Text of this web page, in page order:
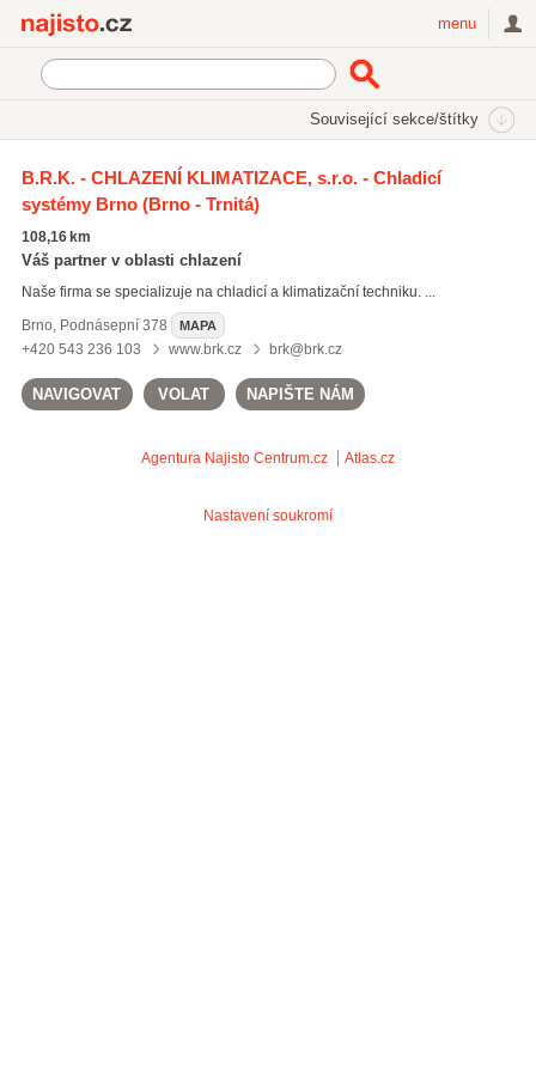
menu
Související sekce/štítky
montáže technologie chlazení
montáže boxu z PUR panelů (1)
dodávky technologie chlazení
opravy nízkoteplotních zařízení
(1)
Všechny související štítky
B.R.K. - CHLAZENÍ KLIMATIZACE, s.r.o. - Chladicí
systémy Brno(Brno - Trnitá)
108,16 km
Váš partner v oblasti chlazení
Naše firma se specializuje na chladicí a klimatizační techniku. ...
Brno, Podnásepní 378 MAPA
+420 543 236 103 www.brk.cz brk@brk.cz
NAVIGOVAT VOLAT NAPIŠTE NÁM
Agentura Najisto Centrum.cz Atlas.cz
Nastavení soukromí